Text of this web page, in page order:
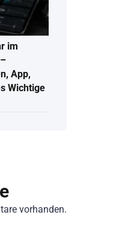
im
App,
Wichtige
vorhanden.